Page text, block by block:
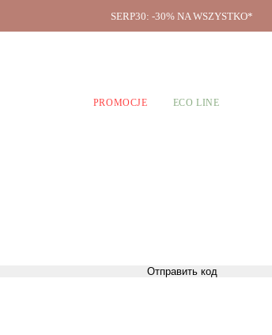
SERP30: -30% NA WSZYSTKO*
PROMOCJE ECO LINE
Отправить код